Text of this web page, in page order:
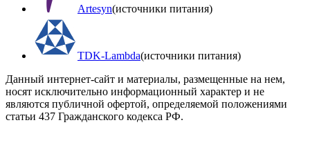
Artesyn(источники питания)
TDK-Lambda(источники питания)
Данный интернет-сайт и материалы, размещенные на нем,
носят исключительно информационный характер и не
являются публичной офертой, определяемой положениями
статьи 437 Гражданского кодекса РФ.